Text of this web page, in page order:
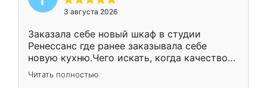
3 августа 2026
Заказала себе новый шкаф в студии
Ренессанс где ранее заказывала себе
новую кухню.Чего искать, когда качеством
вполне довольна. Служит кухня уже почти
два года, нареканий нет.
Читать полностью